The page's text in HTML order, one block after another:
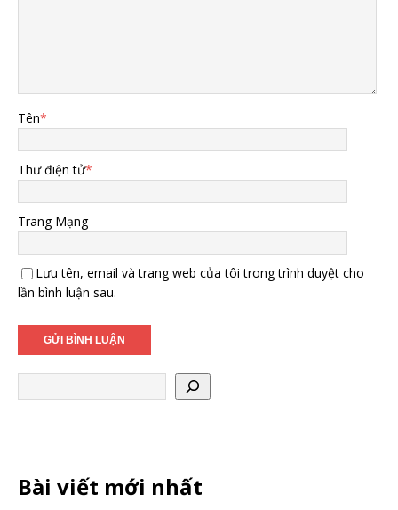
Tên*
Thư điện tử*
Trang Mạng
Lưu tên, email và trang web của tôi trong trình duyệt cho
lần bình luận sau.
Bài viết mới nhất